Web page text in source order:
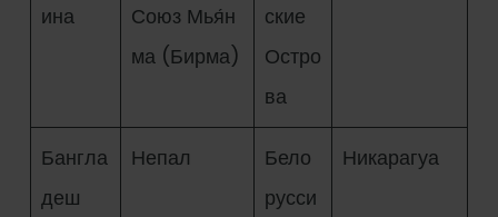
ина
Союз Мья́н
ма (Бирма)
ские
Остро
ва
Бангла
деш
Непал
Бело
русси
Никарагуа